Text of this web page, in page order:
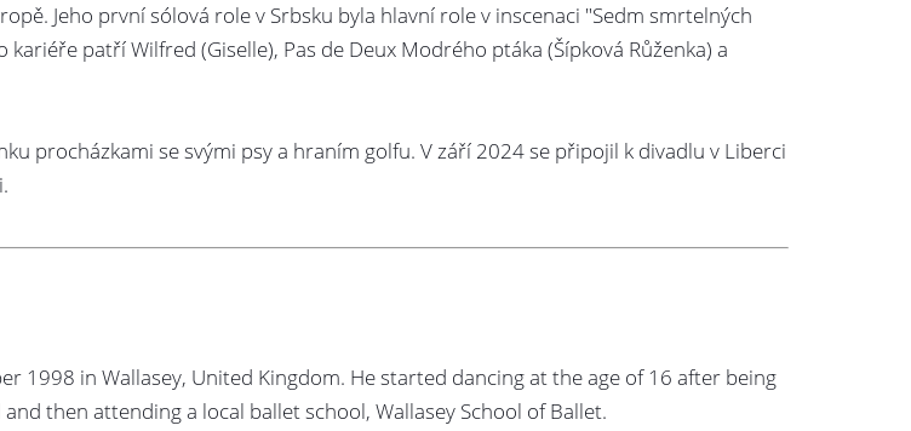
Jeho první sólová role v Srbsku byla hlavní role v inscenaci "Sedm smrtelných
patří Wilfred (Giselle), Pas de Deux Modrého ptáka (Šípková Růženka) a
procházkami se svými psy a hraním golfu. V září 2024 se připojil k divadlu v Liberci
1998 in Wallasey, United Kingdom. He started dancing at the age of 16 after being
then attending a local ballet school, Wallasey School of Ballet.